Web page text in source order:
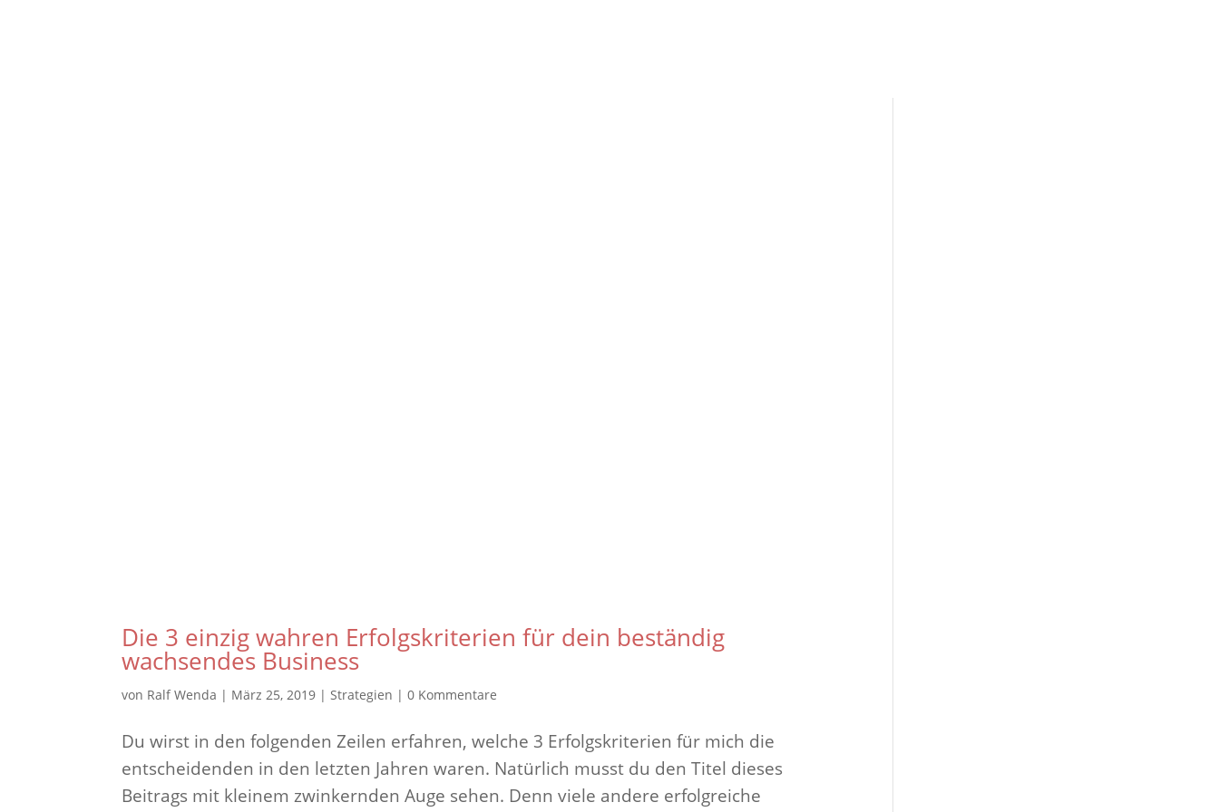
Die 3 einzig wahren Erfolgskriterien für dein beständig
wachsendes Business
von Ralf Wenda | März 25, 2019 |Strategien |0 Kommentare
Du wirst in den folgenden Zeilen erfahren, welche 3 Erfolgskriterien für mich die
entscheidenden in den letzten Jahren waren. Natürlich musst du den Titel dieses
Beitrags mit kleinem zwinkernden Auge sehen. Denn viele andere erfolgreiche